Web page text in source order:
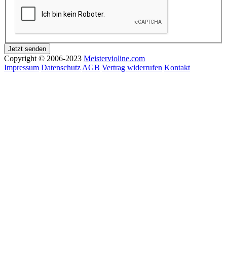
Copyright © 2006-2023 Meistervioline.com
Impressum Datenschutz AGB Vertrag widerrufen Kontakt